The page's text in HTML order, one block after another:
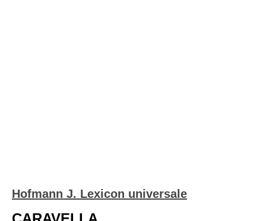
Hofmann J. Lexicon universale